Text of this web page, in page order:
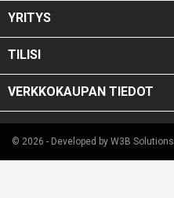
YRITYS
TILISI
VERKKOKAUPAN TIEDOT
© 2026 - Developed by W3B Solutions